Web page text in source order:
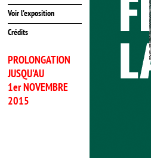
Voir l'exposition
Crédits
PROLONGATION
JUSQU'AU
1er NOVEMBRE
2015